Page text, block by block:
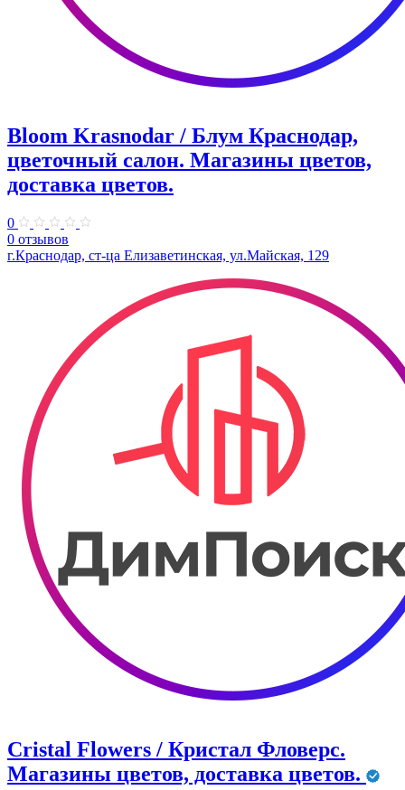
Bloom Krasnodar / Блум Краснодар,
цветочный салон. Магазины цветов,
доставка цветов.
0
0 отзывов
г.Краснодар, ст-ца Елизаветинская, ул.Майская, 129
Cristal Flowers / Кристал Фловерс.
Магазины цветов, доставка цветов.